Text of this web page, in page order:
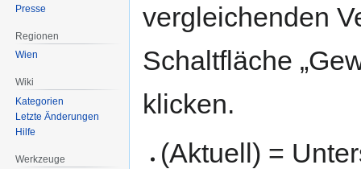
vergleichenden
Schaltfläche
klicken.
(Aktuell) =
Presse
Regionen
Wien
Wiki
Kategorien
Letzte Änderungen
Hilfe
Werkzeuge